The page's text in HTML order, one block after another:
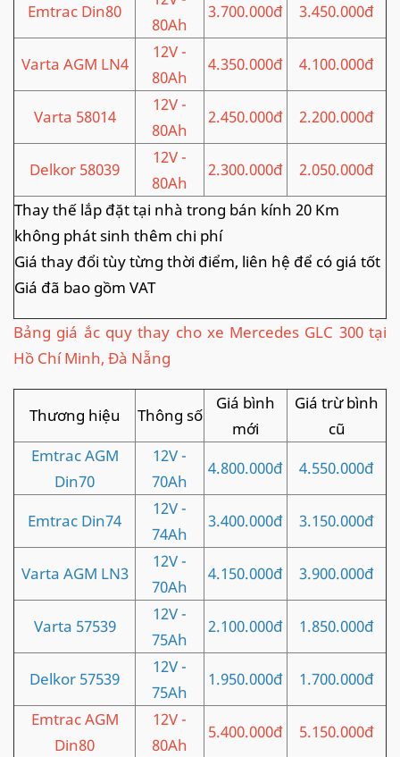
Emtrac Din80
80Ah
3.700.000đ 3.450.000đ
Varta AGM LN4
12V -
80Ah
4.350.000đ 4.100.000đ
Varta 58014
12V -
80Ah
2.450.000đ 2.200.000đ
Delkor 58039
12V -
80Ah
2.300.000đ
2.050.000đ
Thay thế lắp đặt tại nhà trong bán kính 20 Km
không phát sinh thêm chi phí
Giá thay đổi tùy từng thời điểm, liên hệ để có giá tốt
Giá đã bao gồm VAT
Bảng giá ắc quy thay cho xe Mercedes GLC 300 tại
Hồ Chí Minh, Đà Nẵng
Thương hiệu Thông số
Giá bình
mới
Giá trừ bình
cũ
Emtrac AGM
Din70
12V -
70Ah
4.800.000đ 4.550.000đ
Emtrac Din74
12V -
74Ah
3.400.000đ 3.150.000đ
Varta AGM LN3
12V -
70Ah
4.150.000đ 3.900.000đ
Varta 57539
12V -
75Ah
2.100.000đ 1.850.000đ
Delkor 57539
12V -
75Ah
1.950.000đ
1.700.000đ
Emtrac AGM
Din80
12V -
80Ah
5.400.000đ 5.150.000đ